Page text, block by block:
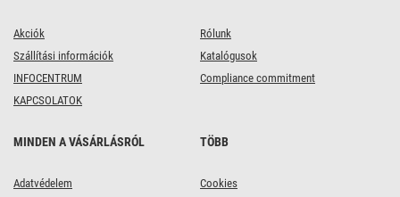
Akciók
Szállítási információk
INFOCENTRUM
KAPCSOLATOK
Rólunk
Katalógusok
Compliance commitment
MINDEN A VÁSÁRLÁSRÓL
Adatvédelem
TÖBB
Cookies